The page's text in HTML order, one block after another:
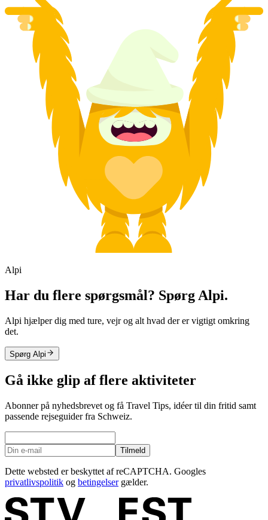
Alpi
Har du flere spørgsmål? Spørg Alpi.
Alpi hjælper dig med ture, vejr og alt hvad der er vigtigt omkring
det.
Spørg Alpi
Gå ikke glip af flere aktiviteter
Abonner på nyhedsbrevet og få Travel Tips, idéer til din fritid samt
passende rejseguider fra Schweiz.
Tilmeld
Dette websted er beskyttet af reCAPTCHA. Googles
privatlivspolitik og betingelsergælder.